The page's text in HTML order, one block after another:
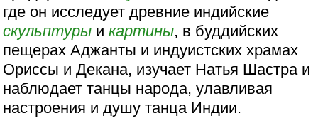
где он исследует древние индийские
скульптуры икартины, в буддийских
пещерах Аджанты и индуистских храмах
Ориссы и Декана, изучает Натья Шастра и
наблюдает танцы народа, улавливая
настроения и душу танца Индии.